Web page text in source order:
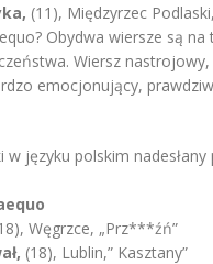
(11), Międzyrzec
Obydwa wiersze są
Wiersz
emocjonujący,
w języku polskim
Węgrzce, „Prz***źń”
(18), Lublin,” Kasztany”